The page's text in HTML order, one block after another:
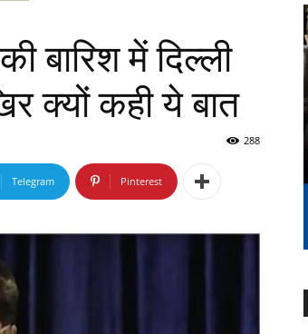
बारिश में दिल्ली
क्यों कही ये बात
288
Telegram Pinterest